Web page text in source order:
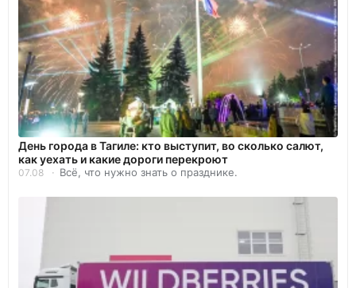
День города в Тагиле: кто выступит, во сколько салют,
как уехать и какие дороги перекроют
07.08 Всё, что нужно знать о празднике.